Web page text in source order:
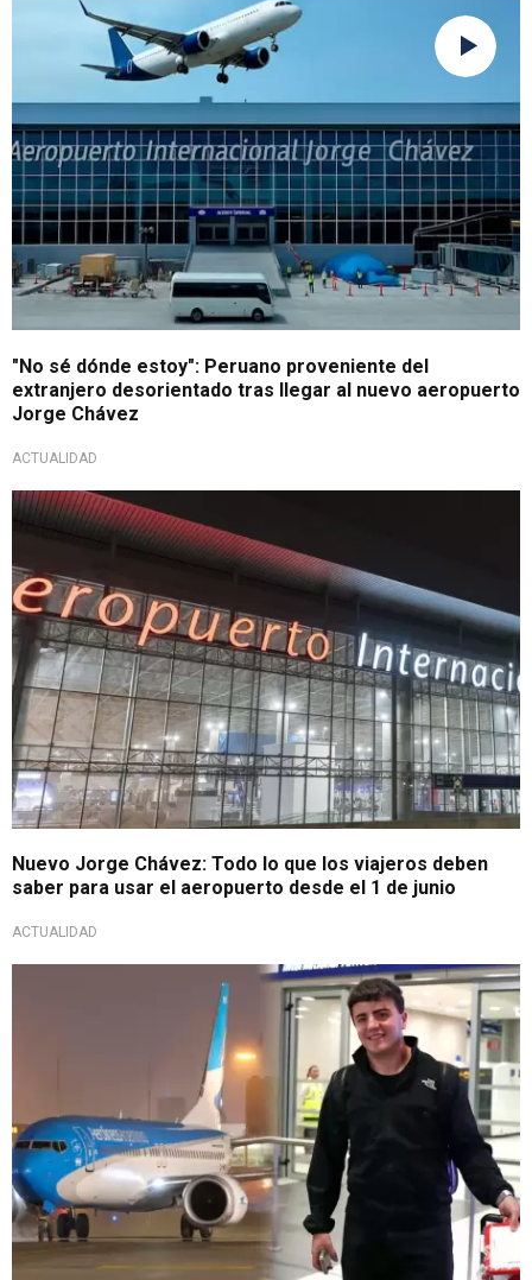
Faltó comunicación
"No sé dónde estoy": Peruano proveniente del
extranjero desorientado tras llegar al nuevo aeropuerto
Jorge Chávez
ACTUALIDAD
Flamante terminal
Nuevo Jorge Chávez: Todo lo que los viajeros deben
saber para usar el aeropuerto desde el 1 de junio
ACTUALIDAD